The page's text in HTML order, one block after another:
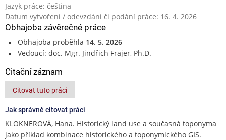
Jazyk práce: čeština
Datum vytvoření / odevzdání či podání práce: 16. 4. 2026
Obhajoba závěrečné práce
Obhajoba proběhla 14. 5. 2026
Vedoucí: doc. Mgr. Jindřich Frajer, Ph.D.
Citační záznam
Citovat tuto práci
Jak správně citovat práci
KLOKNEROVÁ, Hana. Historický land use a současná toponyma
jako příklad kombinace historického a toponymického GIS.